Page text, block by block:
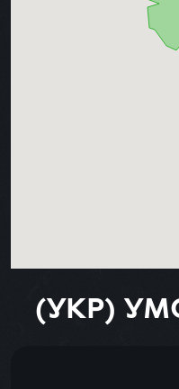
(УКР)